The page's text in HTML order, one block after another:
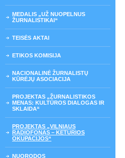
MEDALIS „UŽ NUOPELNUS
ŽURNALISTIKAI“
TEISĖS AKTAI
ETIKOS KOMISIJA
NACIONALINĖ ŽURNALISTŲ
KŪRĖJŲ ASOCIACIJA
PROJEKTAS „ŽURNALISTIKOS
MENAS: KULTŪROS DIALOGAS IR
SKLAIDA“
PROJEKTAS „VILNIAUS
RADIOFONAS – KETURIOS
OKUPACIJOS“
NUORODOS